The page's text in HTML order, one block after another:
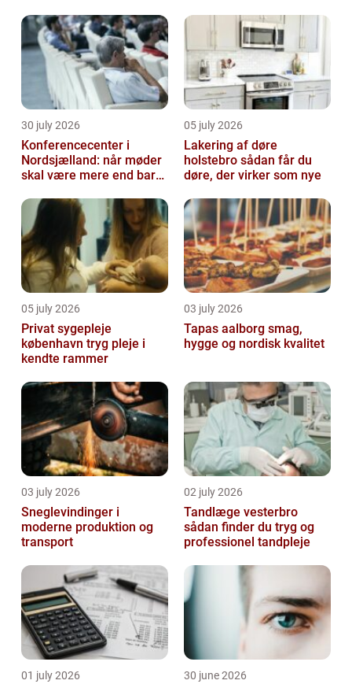
30 july 2026
Konferencecenter i
Nordsjælland: når møder
skal være mere end bare
05 july 2026
Lakering af døre
holstebro sådan får du
døre, der virker som nye
05 july 2026
Privat sygepleje
københavn tryg pleje i
kendte rammer
03 july 2026
Tapas aalborg smag,
hygge og nordisk kvalitet
03 july 2026
Sneglevindinger i
moderne produktion og
transport
02 july 2026
Tandlæge vesterbro
sådan finder du tryg og
professionel tandpleje
01 july 2026 30 june 2026